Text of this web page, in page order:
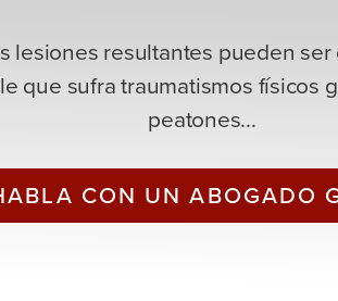
lesiones resultantes pueden
que sufra traumatismos físicos
peatones...
CON UN ABOGADO